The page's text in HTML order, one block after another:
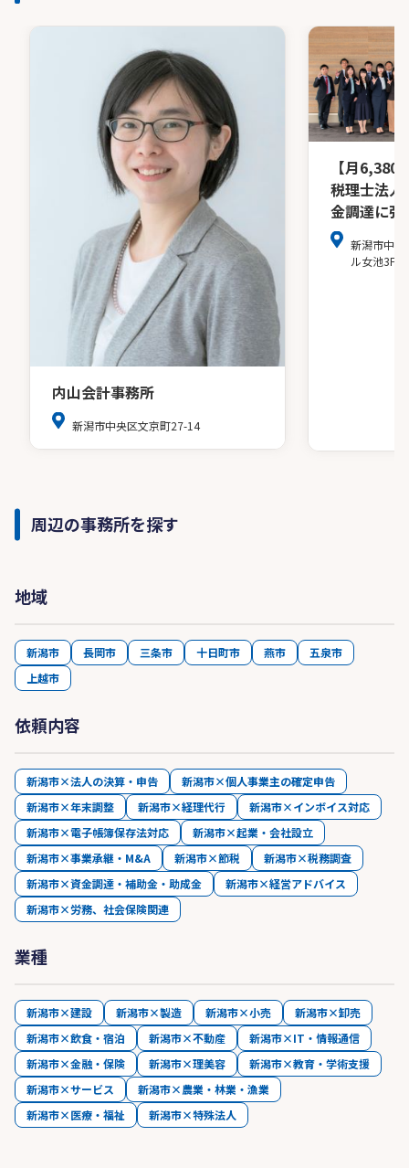
内山会計事務所
新潟市中央区文京町27-14
【月6,380
税理士法人
金調達に強
新潟市中
ル女池3F
周辺の事務所を探す
地域
新潟市 長岡市 三条市 十日町市 燕市
五泉市
上越市
依頼内容
新潟市×法人の決算・申告
新潟市×個人事業主の確定申告
新潟市×年末調整
新潟市×経理代行
新潟市×インボイス対応
新潟市×電子帳簿保存法対応
新潟市×起業・会社設立
新潟市×事業承継・M&A
新潟市×節税
新潟市×税務調査
新潟市×資金調達・補助金・助成金
新潟市×経営アドバイス
新潟市×労務、社会保険関連
業種
新潟市×建設 新潟市×製造 新潟市×小売
新潟市×卸売
新潟市×飲食・宿泊
新潟市×不動産
新潟市×IT・情報通信
新潟市×金融・保険
新潟市×理美容
新潟市×教育・学術支援
新潟市×サービス
新潟市×農業・林業・漁業
新潟市×医療・福祉
新潟市×特殊法人